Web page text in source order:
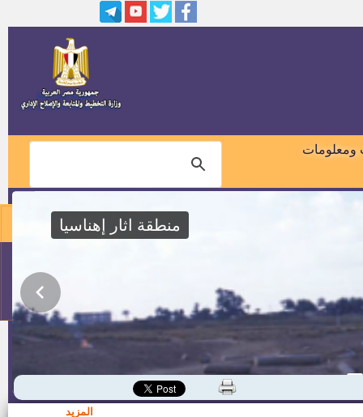
01018460099
ومعلومات
منطقة اثار إهناسيا
المزيد
بكليات الحاسبات والمعلومات
المصرية الإسلامية للثقافة الإسلامية
وظائف وزارة الدفاع
مواعيد اختبارات المرحلة الثانية
وظائف الشركة القابضة لمياه
الشرب و الصرف الصحى
وظائف الهيئة العامة لدار الكتب
والوثائق القومية